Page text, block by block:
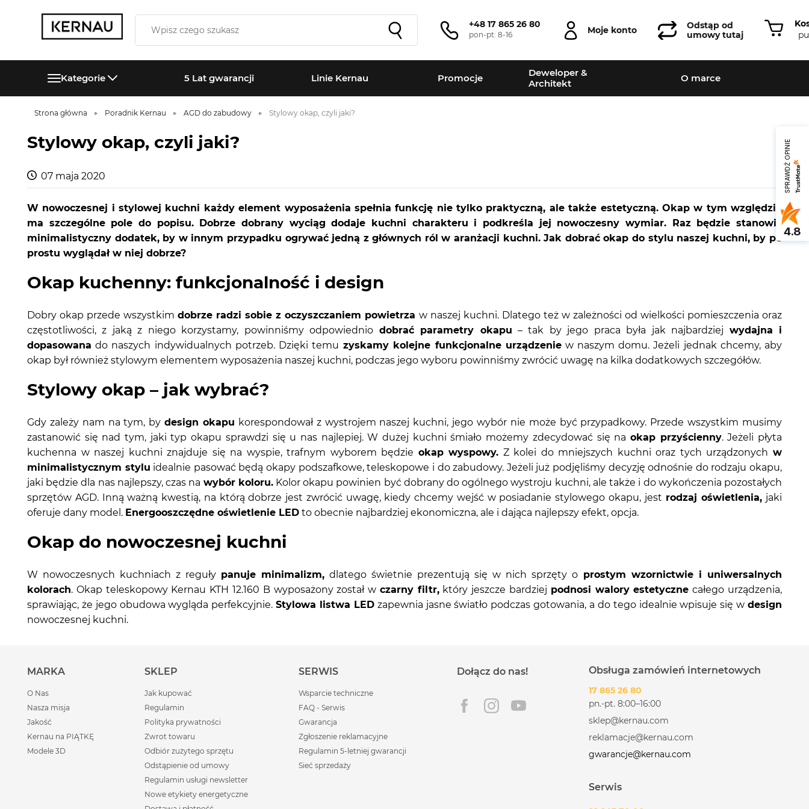
+48 17 865 26 80
pon-pt: 8-16 Moje konto
Odstąp od
umowy tutaj
Kategorie 5 Lat gwarancji Linie Kernau Promocje
Deweloper &
Architekt
O marce
Strona główna Poradnik Kernau AGD do zabudowy Stylowy okap, czyli jaki?
Stylowy okap, czyli jaki?
07 maja 2020
W nowoczesnej i stylowej kuchni każdy element wyposażenia spełnia funkcję nie tylko praktyczną, ale także estetyczną. Okap w tym względzie
ma szczególne pole do popisu. Dobrze dobrany wyciąg dodaje kuchni charakteru i podkreśla jej nowoczesny wymiar. Raz będzie stanowić
minimalistyczny dodatek, by w innym przypadku ogrywać jedną z głównych ról w aranżacji kuchni. Jak dobrać okap do stylu naszej kuchni, by po
prostu wyglądał w niej dobrze?
Okap kuchenny: funkcjonalność i design
Dobry okap przede wszystkimdobrze radzi sobie z oczyszczaniem powietrza w naszej kuchni. Dlatego też w zależności od wielkości pomieszczenia oraz
częstotliwości, z jaką z niego korzystamy, powinniśmy odpowiednio dobrać parametry okapu – tak by jego praca była jak najbardziej wydajna i
dopasowana do naszych indywidualnych potrzeb. Dzięki temu zyskamy kolejne funkcjonalne urządzeniew naszym domu. Jeżeli jednak chcemy, aby
okap był również stylowym elementem wyposażenia naszej kuchni, podczas jego wyboru powinniśmy zwrócić uwagę na kilka dodatkowych szczegółów.
Stylowy okap – jak wybrać?
Gdy zależy nam na tym, bydesign okapu korespondował z wystrojem naszej kuchni, jego wybór nie może być przypadkowy. Przede wszystkim musimy
zastanowić się nad tym, jaki typ okapu sprawdzi się u nas najlepiej. W dużej kuchni śmiało możemy zdecydować się na okap przyścienny. Jeżeli płyta
kuchenna w naszej kuchni znajduje się na wyspie, trafnym wyborem będzie okap wyspowy. Z kolei do mniejszych kuchni oraz tych urządzonychw
minimalistycznym stylu idealnie pasować będą okapy podszafkowe, teleskopowe i do zabudowy. Jeżeli już podjęliśmy decyzję odnośnie do rodzaju okapu,
jaki będzie dla nas najlepszy, czas na wybór koloru.Kolor okapu powinien być dobrany do ogólnego wystroju kuchni, ale także i do wykończenia pozostałych
sprzętów AGD. Inną ważną kwestią, na którą dobrze jest zwrócić uwagę, kiedy chcemy wejść w posiadanie stylowego okapu, jest rodzaj oświetlenia, jaki
oferuje dany model. Energooszczędne oświetlenie LED to obecnie najbardziej ekonomiczna, ale i dająca najlepszy efekt, opcja.
Okap do nowoczesnej kuchni
W nowoczesnych kuchniach z reguły panuje minimalizm, dlatego świetnie prezentują się w nich sprzęty o prostym wzornictwie i uniwersalnych
kolorach. Okap teleskopowy Kernau KTH 12.160 B wyposażony został w czarny filtr,który jeszcze bardziej podnosi walory estetyczne całego urządzenia,
sprawiając, że jego obudowa wygląda perfekcyjnie.Stylowa listwa LEDzapewnia jasne światło podczas gotowania, a do tego idealnie wpisuje się wdesign
nowoczesnej kuchni.
MARKA
O Nas
Nasza misja
Jakość
Kernau na PIĄTKĘ
Modele 3D
SKLEP
Jak kupować
Regulamin
Polityka prywatności
Zwrot towaru
Odbiór zużytego sprzętu
Odstąpienie od umowy
Regulamin usługi newsletter
Nowe etykiety energetyczne
SERWIS
Wsparcie techniczne
FAQ - Serwis
Gwarancja
Zgłoszenie reklamacyjne
Regulamin 5-letniej gwarancji
Sieć sprzedaży
Dołącz do nas! Obsługa zamówień internetowych
17 865 26 80
pn.-pt. 8:00–16:00
sklep@kernau.com
reklamacje@kernau.com
gwarancje@kernau.com
Serwis
SPRAWDŹ OPINIE
4.8